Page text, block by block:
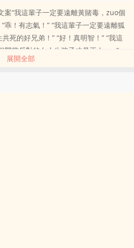
案“我這輩子一定要遠離黃賭毒，zuo個
乖！有志氣！” “我這輩子一定要遠離狐
死的好兄弟！” “好！真明智！” “我這
門當戶對的女人生孩子才是正dao。”
耳朵，不喜歡男人了還咋整？讓他去變
展開全部